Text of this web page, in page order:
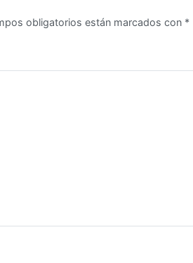
obligatorios están marcados con *